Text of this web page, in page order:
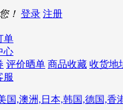
！ 登录 注册
单
心
评价晒单 商品收藏 收货地
服